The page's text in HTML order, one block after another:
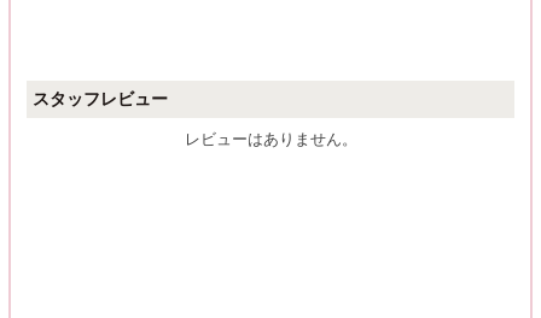
スタッフレビュー
レビューはありません。